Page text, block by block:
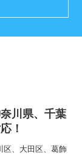
川県、千葉
！
区、大田区、葛飾